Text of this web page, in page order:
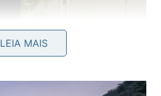
LEIA MAIS